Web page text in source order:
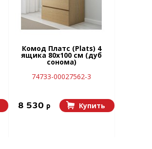
Комод Платс (Plats) 4
ящика 80х100 см (дуб
сонома)
74733-00027562-3
8 530 p Купить